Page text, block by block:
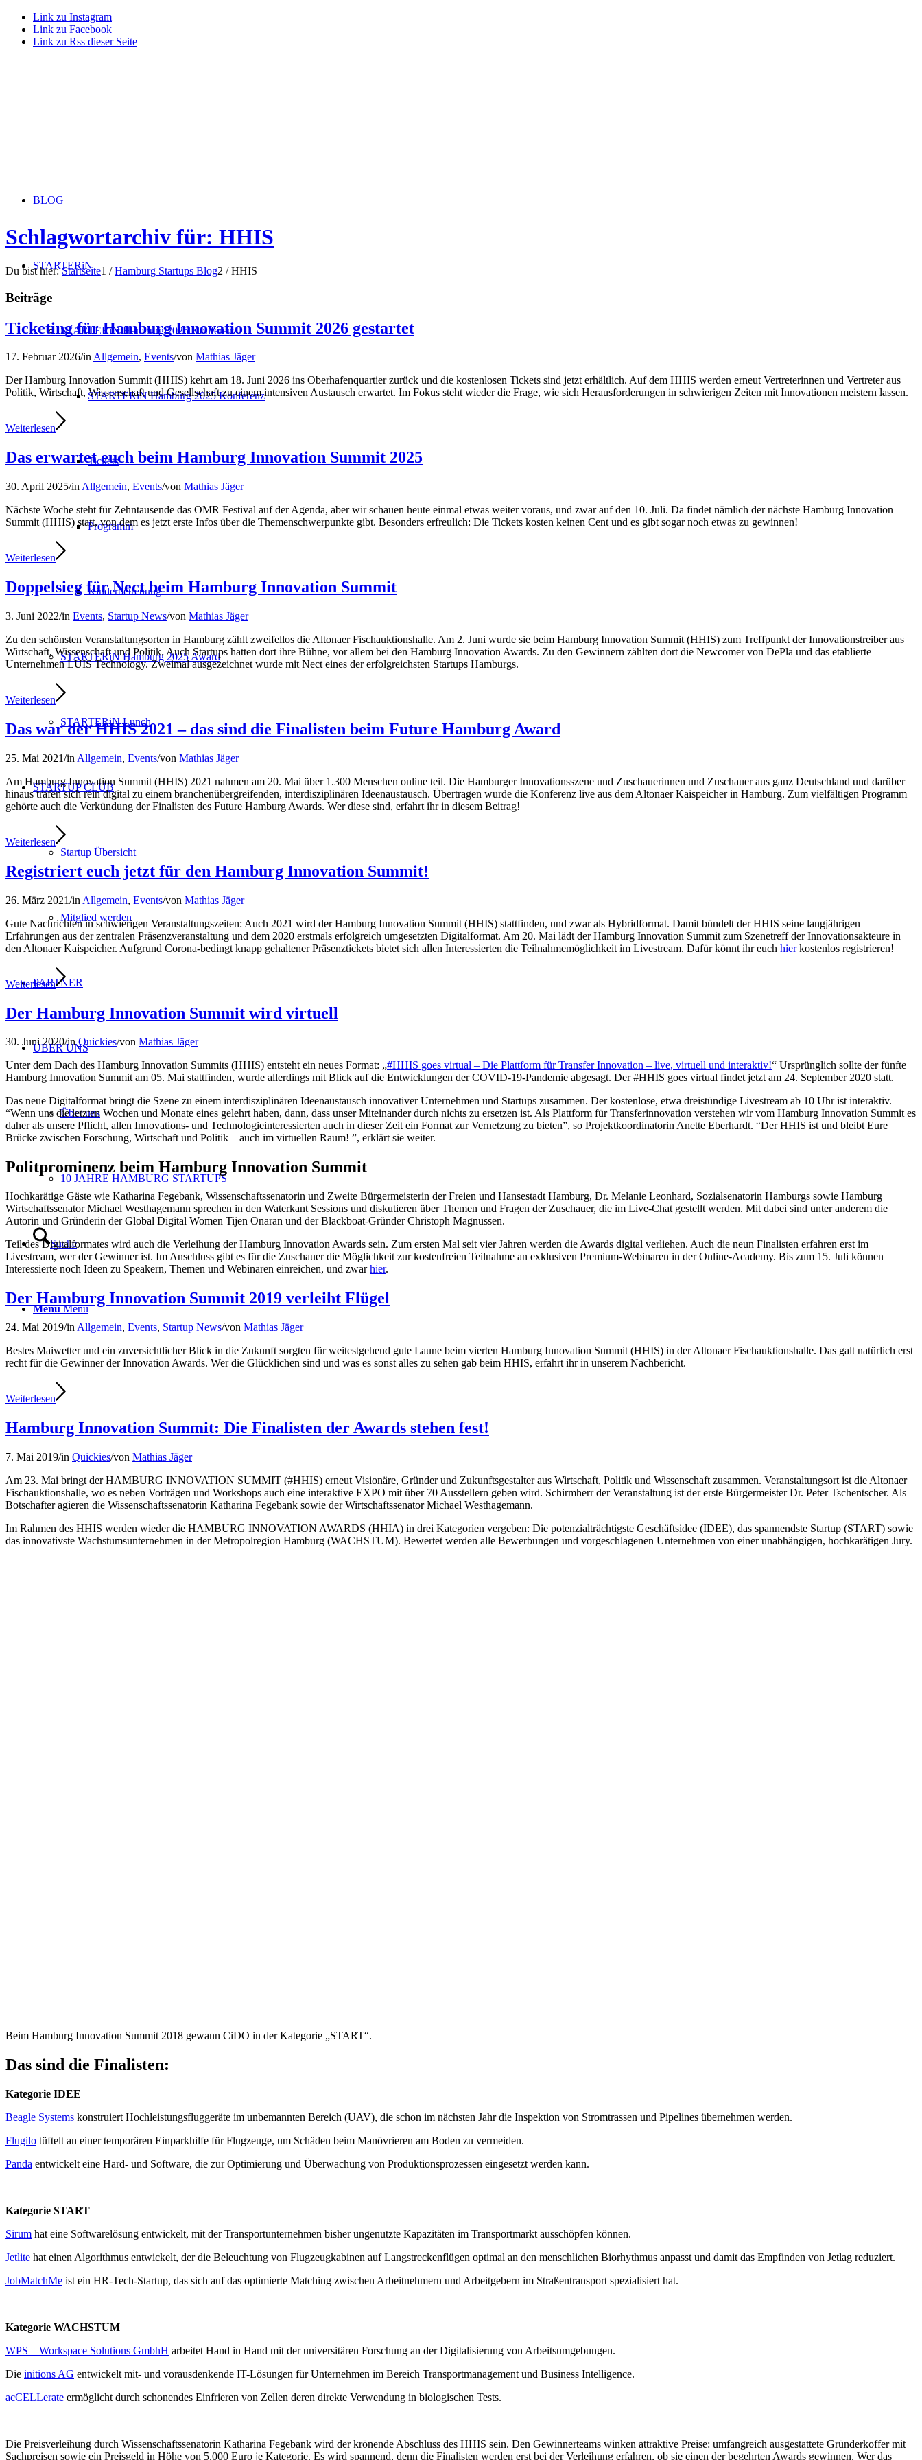
Link zu Instagram
Link zu Facebook
Link zu Rss dieser Seite
BLOG
STARTERiN
STARTERiN Hamburg 2025 Konferenz
STARTERiN Hamburg 2025 Konferenz
Tickets
Programm
Kinderbetreuung
STARTERiN Hamburg 2025 Award
STARTERiN Lunch
STARTUP CLUB
Startup Übersicht
Mitglied werden
PARTNER
ÜBER UNS
Über uns
10 JAHRE HAMBURG STARTUPS
Suche
Menü Menü
Schlagwortarchiv für: HHIS
Du bist hier: Startseite1 / Hamburg Startups Blog2 / HHIS
Beiträge
Ticketing für Hamburg Innovation Summit 2026 gestartet
17. Februar 2026/inAllgemein, Events/von Mathias Jäger
Der Hamburg Innovation Summit (HHIS) kehrt am 18. Juni 2026 ins Oberhafenquartier zurück und die kostenlosen Tickets sind jetzt erhältlich. Auf dem HHIS werden erneut Vertreterinnen und Vertreter aus
Politik, Wirtschaft, Wissenschaft und Gesellschaft zu einem intensiven Austausch erwartet. Im Fokus steht wieder die Frage, wie sich Herausforderungen in schwierigen Zeiten mit Innovationen meistern lassen.
Weiterlesen
Das erwartet euch beim Hamburg Innovation Summit 2025
30. April 2025/in Allgemein, Events/von Mathias Jäger
Nächste Woche steht für Zehntausende das OMR Festival auf der Agenda, aber wir schauen heute einmal etwas weiter voraus, und zwar auf den 10. Juli. Da findet nämlich der nächste Hamburg Innovation
Summit (HHIS) statt, von dem es jetzt erste Infos über die Themenschwerpunkte gibt. Besonders erfreulich: Die Tickets kosten keinen Cent und es gibt sogar noch etwas zu gewinnen!
Weiterlesen
Doppelsieg für Nect beim Hamburg Innovation Summit
3. Juni 2022/in Events, Startup News/von Mathias Jäger
Zu den schönsten Veranstaltungsorten in Hamburg zählt zweifellos die Altonaer Fischauktionshalle. Am 2. Juni wurde sie beim Hamburg Innovation Summit (HHIS) zum Treffpunkt der Innovationstreiber aus
Wirtschaft, Wissenschaft und Politik. Auch Startups hatten dort ihre Bühne, vor allem bei den Hamburg Innovation Awards. Zu den Gewinnern zählten dort die Newcomer von DePla und das etablierte
Unternehmen LUIS Technology. Zweimal ausgezeichnet wurde mit Nect eines der erfolgreichsten Startups Hamburgs.
Weiterlesen
Das war der HHIS 2021 – das sind die Finalisten beim Future Hamburg Award
25. Mai 2021/in Allgemein, Events/von Mathias Jäger
Am Hamburg Innovation Summit (HHIS) 2021 nahmen am 20. Mai über 1.300 Menschen online teil. Die Hamburger Innovationsszene und Zuschauerinnen und Zuschauer aus ganz Deutschland und darüber
hinaus trafen sich rein digital zu einem branchenübergreifenden, interdisziplinären Ideenaustausch. Übertragen wurde die Konferenz live aus dem Altonaer Kaispeicher in Hamburg. Zum vielfältigen Programm
gehörte auch die Verkündung der Finalisten des Future Hamburg Awards. Wer diese sind, erfahrt ihr in diesem Beitrag!
Weiterlesen
Registriert euch jetzt für den Hamburg Innovation Summit!
26. März 2021/in Allgemein, Events/von Mathias Jäger
Gute Nachrichten in schwierigen Veranstaltungszeiten: Auch 2021 wird der Hamburg Innovation Summit (HHIS) stattfinden, und zwar als Hybridformat. Damit bündelt der HHIS seine langjährigen
Erfahrungen aus der zentralen Präsenzveranstaltung und dem 2020 erstmals erfolgreich umgesetzten Digitalformat. Am 20. Mai lädt der Hamburg Innovation Summit zum Szenetreff der Innovationsakteure in
den Altonaer Kaispeicher. Aufgrund Corona-bedingt knapp gehaltener Präsenztickets bietet sich allen Interessierten die Teilnahmemöglichkeit im Livestream. Dafür könnt ihr euch hierkostenlos registrieren!
Weiterlesen
Der Hamburg Innovation Summit wird virtuell
30. Juni 2020/inQuickies/von Mathias Jäger
Unter dem Dach des Hamburg Innovation Summits (HHIS) entsteht ein neues Format: „#HHIS goes virtual – Die Plattform für Transfer Innovation – live, virtuell und interaktiv!“ Ursprünglich sollte der fünfte
Hamburg Innovation Summit am 05. Mai stattfinden, wurde allerdings mit Blick auf die Entwicklungen der COVID-19-Pandemie abgesagt. Der #HHIS goes virtual findet jetzt am 24. September 2020 statt.
Das neue Digitalformat bringt die Szene zu einem interdisziplinären Ideenaustausch innovativer Unternehmen und Startups zusammen. Der kostenlose, etwa dreistündige Livestream ab 10 Uhr ist interaktiv.
“Wenn uns die letzten Wochen und Monate eines gelehrt haben, dann, dass unser Miteinander durch nichts zu ersetzen ist. Als Plattform für Transferinnovation verstehen wir vom Hamburg Innovation Summit es
daher als unsere Pflicht, allen Innovations- und Technologieinteressierten auch in dieser Zeit ein Format zur Vernetzung zu bieten”, so Projektkoordinatorin Anette Eberhardt. “Der HHIS ist und bleibt Eure
Brücke zwischen Forschung, Wirtschaft und Politik – auch im virtuellen Raum! ”, erklärt sie weiter.
Politprominenz beim Hamburg Innovation Summit
Hochkarätige Gäste wie Katharina Fegebank, Wissenschaftssenatorin und Zweite Bürgermeisterin der Freien und Hansestadt Hamburg, Dr. Melanie Leonhard, Sozialsenatorin Hamburgs sowie Hamburg
Wirtschaftssenator Michael Westhagemann sprechen in den Waterkant Sessions und diskutieren über Themen und Fragen der Zuschauer, die im Live-Chat gestellt werden. Mit dabei sind unter anderem die
Autorin und Gründerin der Global Digital Women Tijen Onaran und der Blackboat-Gründer Christoph Magnussen.
Teil des Digitalformates wird auch die Verleihung der Hamburg Innovation Awards sein. Zum ersten Mal seit vier Jahren werden die Awards digital verliehen. Auch die neun Finalisten erfahren erst im
Livestream, wer der Gewinner ist. Im Anschluss gibt es für die Zuschauer die Möglichkeit zur kostenfreien Teilnahme an exklusiven Premium-Webinaren in der Online-Academy. Bis zum 15. Juli können
Interessierte noch Ideen zu Speakern, Themen und Webinaren einreichen, und zwarhier.
Der Hamburg Innovation Summit 2019 verleiht Flügel
24. Mai 2019/in Allgemein, Events, Startup News/von Mathias Jäger
Bestes Maiwetter und ein zuversichtlicher Blick in die Zukunft sorgten für weitestgehend gute Laune beim vierten Hamburg Innovation Summit (HHIS) in der Altonaer Fischauktionshalle. Das galt natürlich erst
recht für die Gewinner der Innovation Awards. Wer die Glücklichen sind und was es sonst alles zu sehen gab beim HHIS, erfahrt ihr in unserem Nachbericht.
Weiterlesen
Hamburg Innovation Summit: Die Finalisten der Awards stehen fest!
7. Mai 2019/in Quickies/von Mathias Jäger
Am 23. Mai bringt der HAMBURG INNOVATION SUMMIT (#HHIS) erneut Visionäre, Gründer und Zukunftsgestalter aus Wirtschaft, Politik und Wissenschaft zusammen. Veranstaltungsort ist die Altonaer
Fischauktionshalle, wo es neben Vorträgen und Workshops auch eine interaktive EXPO mit über 70 Ausstellern geben wird. Schirmherr der Veranstaltung ist der erste Bürgermeister Dr. Peter Tschentscher. Als
Botschafter agieren die Wissenschaftssenatorin Katharina Fegebank sowie der Wirtschaftssenator Michael Westhagemann.
Im Rahmen des HHIS werden wieder die HAMBURG INNOVATION AWARDS (HHIA) in drei Kategorien vergeben: Die potenzialträchtigste Geschäftsidee (IDEE), das spannendste Startup (START) sowie
das innovativste Wachstumsunternehmen in der Metropolregion Hamburg (WACHSTUM). Bewertet werden alle Bewerbungen und vorgeschlagenen Unternehmen von einer unabhängigen, hochkarätigen Jury.
Beim Hamburg Innovation Summit 2018 gewann CiDO in der Kategorie „START“.
Das sind die Finalisten:
Kategorie IDEE
Beagle Systems konstruiert Hochleistungsfluggeräte im unbemannten Bereich (UAV), die schon im nächsten Jahr die Inspektion von Stromtrassen und Pipelines übernehmen werden.
Flugilo tüftelt an einer temporären Einparkhilfe für Flugzeuge, um Schäden beim Manövrieren am Boden zu vermeiden.
Panda entwickelt eine Hard- und Software, die zur Optimierung und Überwachung von Produktionsprozessen eingesetzt werden kann.
Kategorie START
Sirum hat eine Softwarelösung entwickelt, mit der Transportunternehmen bisher ungenutzte Kapazitäten im Transportmarkt ausschöpfen können.
Jetlite hat einen Algorithmus entwickelt, der die Beleuchtung von Flugzeugkabinen auf Langstreckenflügen optimal an den menschlichen Biorhythmus anpasst und damit das Empfinden von Jetlag reduziert.
JobMatchMe ist ein HR-Tech-Startup, das sich auf das optimierte Matching zwischen Arbeitnehmern und Arbeitgebern im Straßentransport spezialisiert hat.
Kategorie WACHSTUM
WPS – Workspace Solutions GmbhH arbeitet Hand in Hand mit der universitären Forschung an der Digitalisierung von Arbeitsumgebungen.
Die initions AG entwickelt mit- und vorausdenkende IT-Lösungen für Unternehmen im Bereich Transportmanagement und Business Intelligence.
acCELLerate ermöglicht durch schonendes Einfrieren von Zellen deren direkte Verwendung in biologischen Tests.
Die Preisverleihung durch Wissenschaftssenatorin Katharina Fegebank wird der krönende Abschluss des HHIS sein. Den Gewinnerteams winken attraktive Preise: umfangreich ausgestattete Gründerkoffer mit
Sachpreisen sowie ein Preisgeld in Höhe von 5.000 Euro je Kategorie. Es wird spannend, denn die Finalisten werden erst bei der Verleihung erfahren, ob sie einen der begehrten Awards gewinnen. Wer das